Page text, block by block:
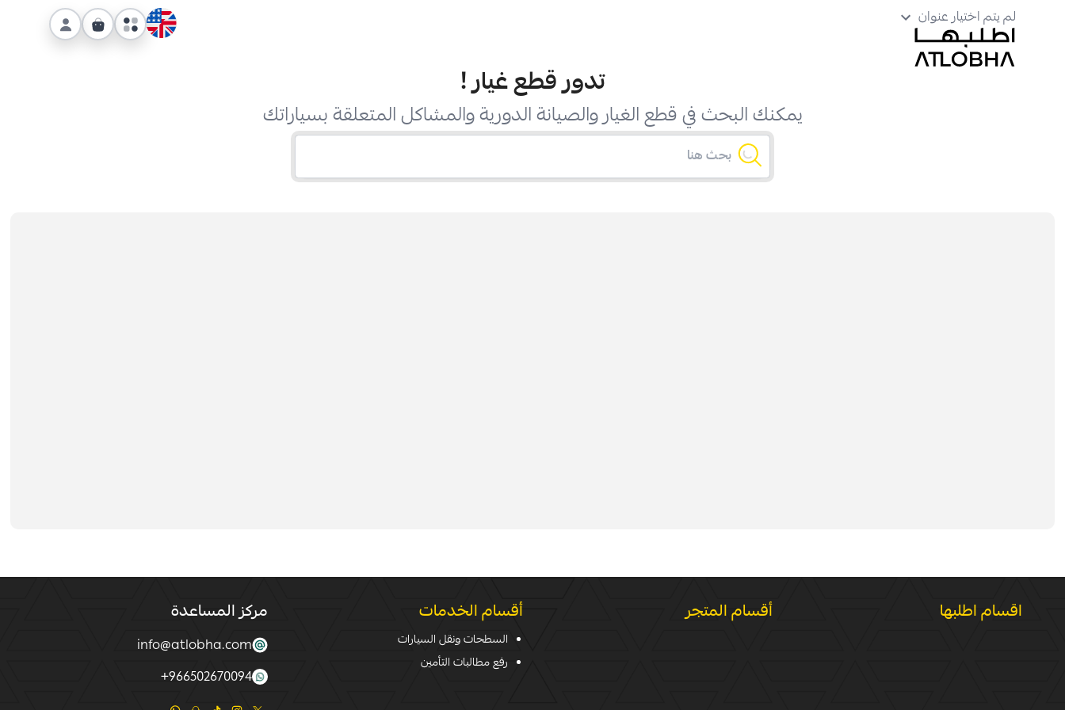
لم يتم اختيار عنوان
تدور قطع غيار!
يمكنك البحث في قطع الغيار والصيانة الدورية والمشاكل المتعلقة بسياراتك
اقسام اطلبها أقسام المتجر أقسام الخدمات
السطحات ونقل السيارات
رفع مطالبات التأمين
مركز المساعدة
info@atlobha.com
966502670094
+